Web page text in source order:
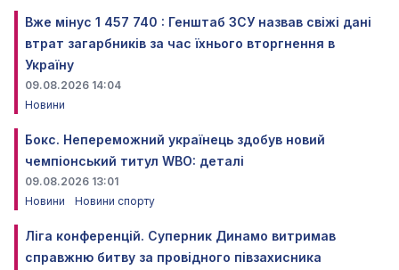
Вже мінус 1 457 740 : Генштаб ЗСУ назвав свіжі дані
втрат загарбників за час їхнього вторгнення в
Україну
09.08.2026 14:04
Новини
Бокс. Непереможний українець здобув новий
чемпіонський титул WBO: деталі
09.08.2026 13:01
Новини
Новини спорту
Ліга конференцій. Суперник Динамо витримав
справжню битву за провідного півзахисника